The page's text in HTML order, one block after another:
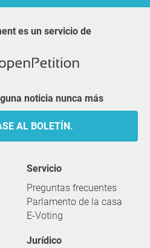
es un servicio de
noticia nunca más
AL BOLETÍN.
servicio
Preguntas frecuentes
Parlamento de la casa
E-Voting
Jurídico